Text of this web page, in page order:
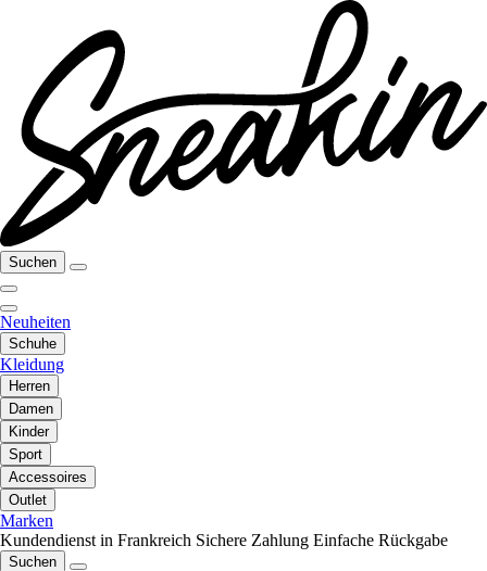
Suchen
Neuheiten
Schuhe
Kleidung
Herren
Damen
Kinder
Sport
Accessoires
Outlet
Marken
Kundendienst in Frankreich Sichere Zahlung Einfache Rückgabe
Suchen